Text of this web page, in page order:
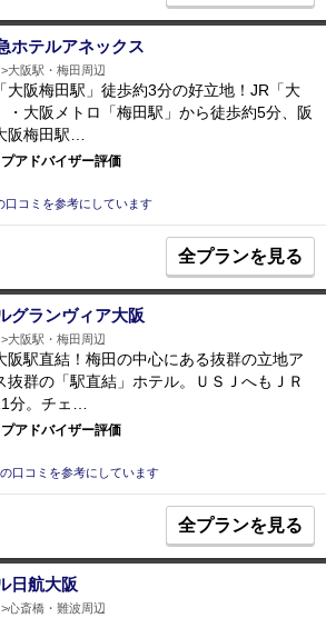
ホテルアネックス
大阪駅・梅田周辺
大阪梅田駅」徒歩約3分の好立地！JR「大
・大阪メトロ「梅田駅」から徒歩約5分、阪
阪梅田駅…
プアドバイザー評価
口コミを参考にしています
全プランを見る
グランヴィア大阪
大阪駅・梅田周辺
阪駅直結！梅田の中心にある抜群の立地ア
抜群の「駅直結」ホテル。ＵＳＪへもＪＲ
分。チェ…
プアドバイザー評価
口コミを参考にしています
全プランを見る
日航大阪
心斎橋・難波周辺